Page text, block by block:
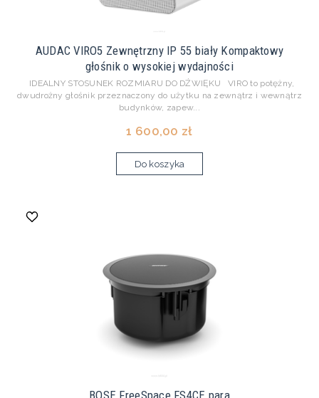
AUDAC VIRO5 Zewnętrzny IP 55 biały Kompaktowy
głośnik o wysokiej wydajności
IDEALNY STOSUNEK ROZMIARU DO DŹWIĘKU VIRO to potężny,
dwudrożny głośnik przeznaczony do użytku na zewnątrz i wewnątrz
budynków, zapew...
1 600,00 zł
Do koszyka